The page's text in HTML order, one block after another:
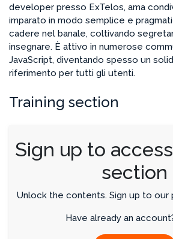
developer presso ExTelos, ama
imparato in modo semplice e
cadere nel banale, coltivando
insegnare. È attivo in numerose
JavaScript, diventando spesso un
riferimento per tutti gli utenti.
Training section
Sign up to
section
Unlock the contents. Sign up to our
Have already an